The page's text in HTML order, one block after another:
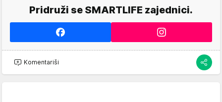
Pridruži se SMARTLIFE zajednici.
Komentariši